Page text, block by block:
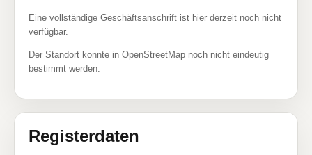
Eine vollständige Geschäftsanschrift ist hier derzeit noch nicht
verfügbar.
Der Standort konnte in OpenStreetMap noch nicht eindeutig
bestimmt werden.
Registerdaten